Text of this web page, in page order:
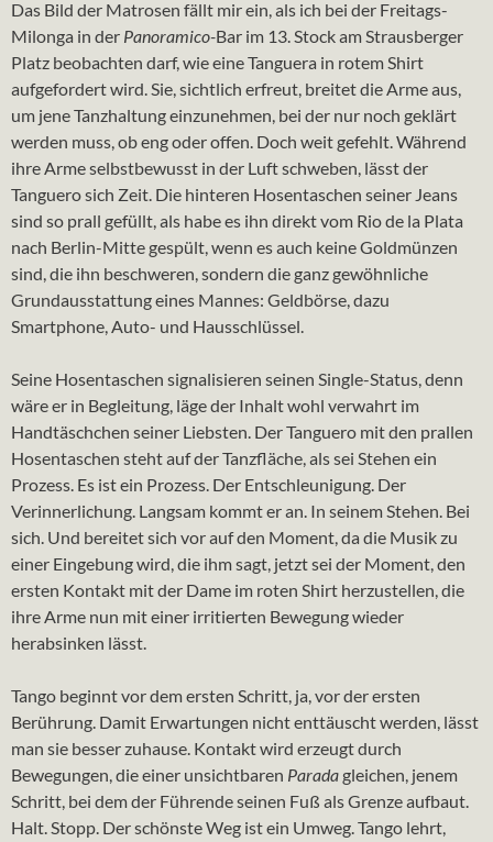
Das Bild der Matrosen fällt mir ein, als ich bei der Freitags-
Milonga in der Panoramico-Bar im 13. Stock am Strausberger
Platz beobachten darf, wie eine Tanguera in rotem Shirt
aufgefordert wird. Sie, sichtlich erfreut, breitet die Arme aus,
um jene Tanzhaltung einzunehmen, bei der nur noch geklärt
werden muss, ob eng oder offen. Doch weit gefehlt. Während
ihre Arme selbstbewusst in der Luft schweben, lässt der
Tanguero sich Zeit. Die hinteren Hosentaschen seiner Jeans
sind so prall gefüllt, als habe es ihn direkt vom Rio de la Plata
nach Berlin-Mitte gespült, wenn es auch keine Goldmünzen
sind, die ihn beschweren, sondern die ganz gewöhnliche
Grundausstattung eines Mannes: Geldbörse, dazu
Smartphone, Auto- und Hausschlüssel.
Seine Hosentaschen signalisieren seinen Single-Status, denn
wäre er in Begleitung, läge der Inhalt wohl verwahrt im
Handtäschchen seiner Liebsten. Der Tanguero mit den prallen
Hosentaschen steht auf der Tanzfläche, als sei Stehen ein
Prozess. Es ist ein Prozess. Der Entschleunigung. Der
Verinnerlichung. Langsam kommt er an. In seinem Stehen. Bei
sich. Und bereitet sich vor auf den Moment, da die Musik zu
einer Eingebung wird, die ihm sagt, jetzt sei der Moment, den
ersten Kontakt mit der Dame im roten Shirt herzustellen, die
ihre Arme nun mit einer irritierten Bewegung wieder
herabsinken lässt.
Tango beginnt vor dem ersten Schritt, ja, vor der ersten
Berührung. Damit Erwartungen nicht enttäuscht werden, lässt
man sie besser zuhause. Kontakt wird erzeugt durch
Bewegungen, die einer unsichtbaren Parada gleichen, jenem
Schritt, bei dem der Führende seinen Fuß als Grenze aufbaut.
Halt. Stopp. Der schönste Weg ist ein Umweg. Tango lehrt,